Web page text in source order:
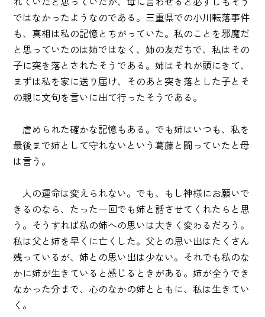
ではなかったようなのである。三重県での小川転落事件
も、真相は私の記憶とちがっていた。私のことを邪魔だ
と思っていたのは姉ではなく、姉の友だちで、私はその
子に突き落とされたそうである。姉はそれが頭にきて、
まずは私を家に送り届け、そのあと突き落とした子とそ
の親に文句を言いに出て行ったそうである。
虐められた確かな記憶もある。でも姉はいつも、私を
最後まで姉として守れないという葛藤と闘っていたと母
は言う。
人の運命は変えられない。でも、もし神様にお願いで
きるのなら、たった一回でも姉と話させてくれたらと思
う。そうすれば私の姉への思いは大きく変わるだろう。
私は父と姉を早くに亡くした。父との思い出はたくさん
残っているが、姉との思い出は少ない。それでも私のな
かに姉が生きていると感じるときがある。姉が全うでき
なかった分まで、心のなかの姉とともに、私は生きてい
く。